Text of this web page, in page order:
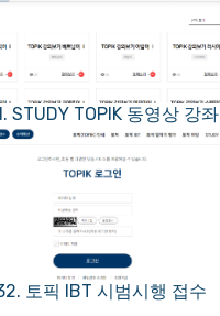
STUDY TOPIK 동영상 강좌
토픽 IBT 시범시행 접수